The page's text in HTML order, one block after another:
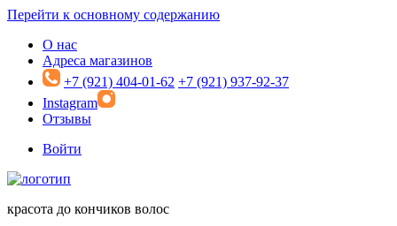
Перейти к основному содержанию
О нас
Адреса магазинов
+7 (921) 404-01-62 +7 (921) 937-92-37
Instagram
Отзывы
Войти
красота до кончиков волос